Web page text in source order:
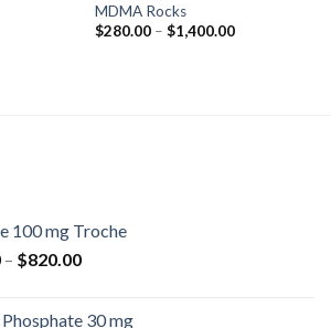
MDMA Rocks
$280.00 – $1,400.00Rozpětí
100 mg Troche
– $820.00Rozpětí
30 mg